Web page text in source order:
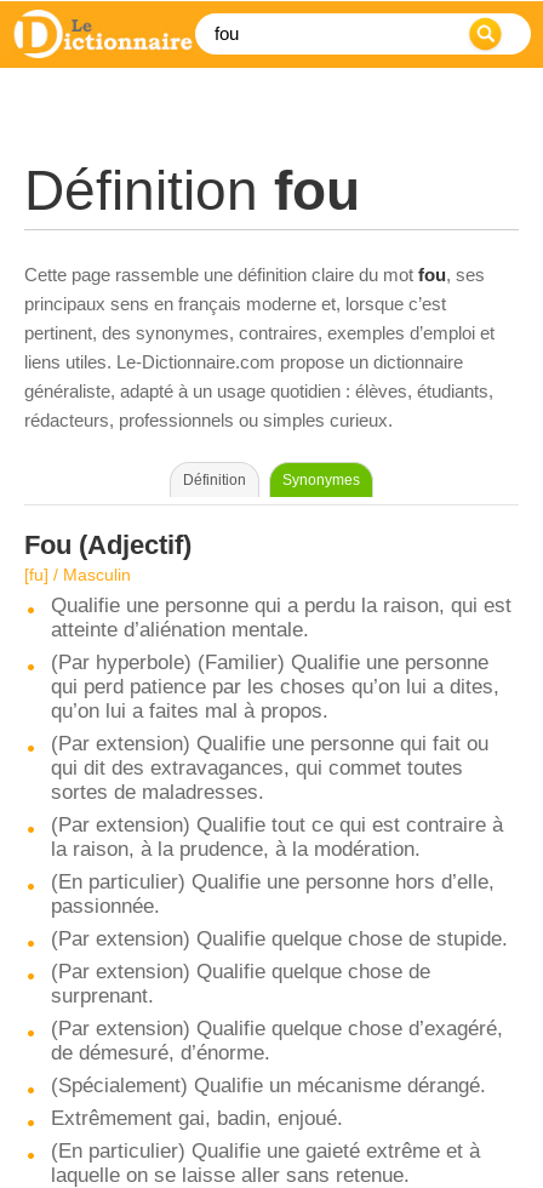
Définition fou
Cette page rassemble une définition claire du mot fou, ses
principaux sens en français moderne et, lorsque c’est
pertinent, des synonymes, contraires, exemples d’emploi et
liens utiles. Le-Dictionnaire.com propose un dictionnaire
généraliste, adapté à un usage quotidien : élèves, étudiants,
rédacteurs, professionnels ou simples curieux.
Définition Synonymes
Fou (Adjectif)
[fu] / Masculin
Qualifie une personne qui a perdu la raison, qui est
atteinte d’aliénation mentale.
(Par hyperbole) (Familier) Qualifie une personne
qui perd patience par les choses qu’on lui a dites,
qu’on lui a faites mal à propos.
(Par extension) Qualifie une personne qui fait ou
qui dit des extravagances, qui commet toutes
sortes de maladresses.
(Par extension) Qualifie tout ce qui est contraire à
la raison, à la prudence, à la modération.
(En particulier) Qualifie une personne hors d’elle,
passionnée.
(Par extension) Qualifie quelque chose de stupide.
(Par extension) Qualifie quelque chose de
surprenant.
(Par extension) Qualifie quelque chose d’exagéré,
de démesuré, d’énorme.
(Spécialement) Qualifie un mécanisme dérangé.
Extrêmement gai, badin, enjoué.
(En particulier) Qualifie une gaieté extrême et à
laquelle on se laisse aller sans retenue.